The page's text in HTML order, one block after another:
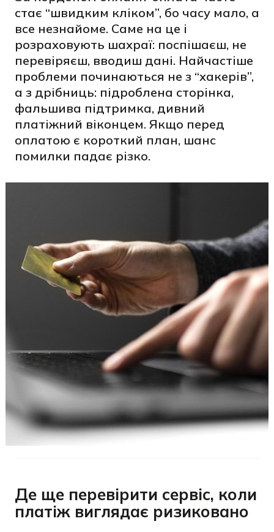
стає “швидким кліком”, бо часу мало, а
все незнайоме. Саме на це і
розраховують шахраї: поспішаєш, не
перевіряєш, вводиш дані. Найчастіше
проблеми починаються не з “хакерів”,
а з дрібниць: підроблена сторінка,
фальшива підтримка, дивний
платіжний віконцем. Якщо перед
оплатою є короткий план, шанс
помилки падає різко.
Де ще перевірити сервіс, коли
платіж виглядає ризиковано